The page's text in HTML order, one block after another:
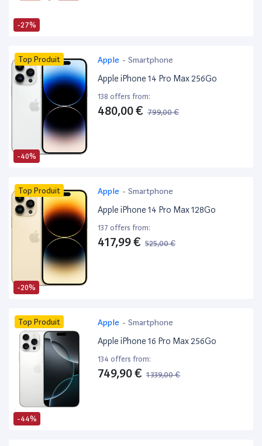
-27%
-40%
Top Produit Apple - Smartphone
Apple iPhone 14 Pro Max 256Go
138 offers from:
480,00 € 799,00 €
-20%
Top Produit Apple - Smartphone
Apple iPhone 14 Pro Max 128Go
137 offers from:
417,99 € 525,00 €
-44%
Top Produit Apple - Smartphone
Apple iPhone 16 Pro Max 256Go
134 offers from:
749,90 € 1 339,00 €